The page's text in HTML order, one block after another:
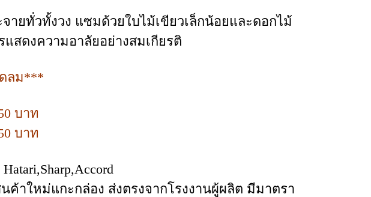
ยทั่วทั้งวง แซมด้วยใบไม้เขียวเล็กน้อยและดอกไม้
สดงความอาลัยอย่างสมเกียรติ
ลม***
บาท
บาท
าใหม่แกะกล่อง ส่งตรงจากโรงงานผู้ผลิต มีมาตรา